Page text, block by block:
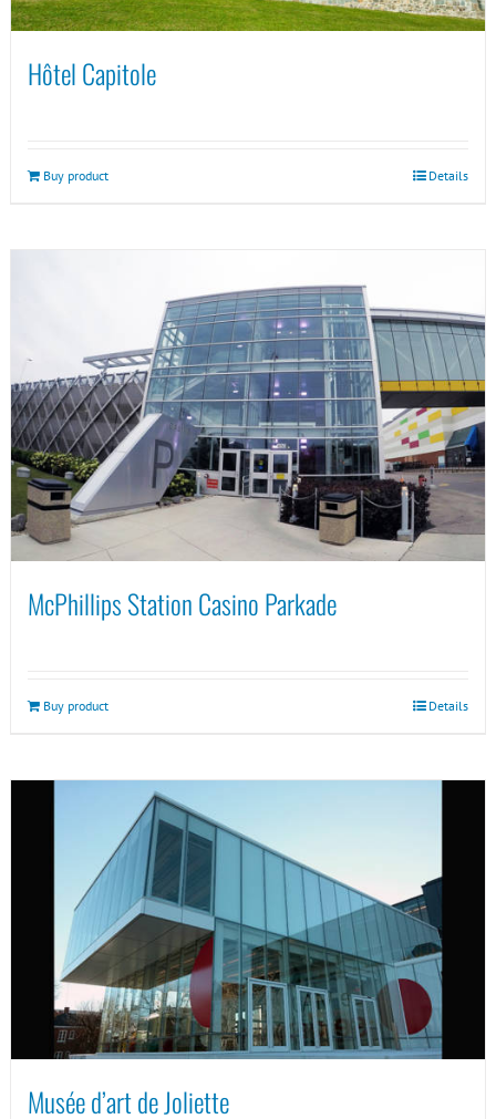
Hôtel Capitole
Buy product Details
McPhillips Station Casino Parkade
Buy product Details
Musée d’art de Joliette